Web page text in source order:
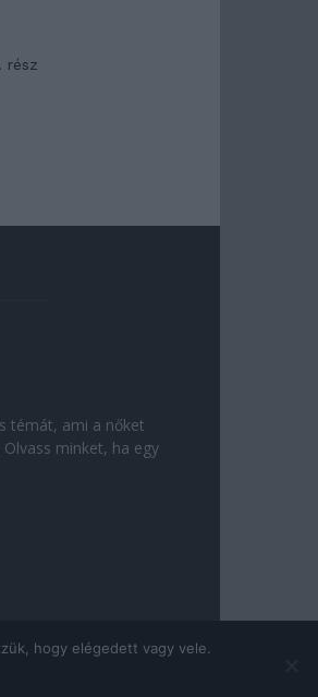
rész
témát, ami a nőket
minket, ha egy
hogy elégedett vagy vele.